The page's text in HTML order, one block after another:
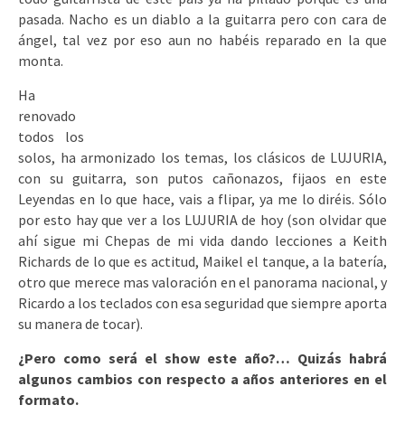
pasada. Nacho es un diablo a la guitarra pero con cara de
ángel, tal vez por eso aun no habéis reparado en la que
monta.
Ha
renovado
todos los
solos, ha armonizado los temas, los clásicos de LUJURIA,
con su guitarra, son putos cañonazos, fijaos en este
Leyendas en lo que hace, vais a flipar, ya me lo diréis. Sólo
por esto hay que ver a los LUJURIA de hoy (son olvidar que
ahí sigue mi Chepas de mi vida dando lecciones a Keith
Richards de lo que es actitud, Maikel el tanque, a la batería,
otro que merece mas valoración en el panorama nacional, y
Ricardo a los teclados con esa seguridad que siempre aporta
su manera de tocar).
¿Pero como será el show este año?… Quizás habrá
algunos cambios con respecto a años anteriores en el
formato.